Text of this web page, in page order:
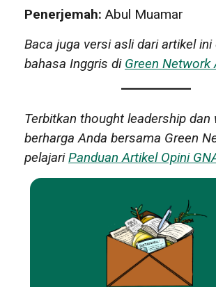
Penerjemah: Abul Muamar
Baca juga versi asli dari artikel ini
bahasa Inggris di Green Network
Terbitkan thought leadership dan
berharga Anda bersama Green
pelajariPanduan Artikel Opini